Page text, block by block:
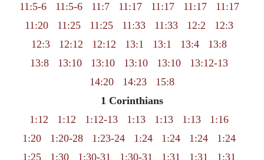
11:5-6
11:5-6 11:7 11:17 11:17 11:17
11:17
11:20
11:25 11:25 11:33 11:33 12:2
12:3
12:3
12:12 12:12 13:1 13:1 13:4
13:8
13:8
13:10 13:10 13:10 13:10
13:12-13
14:20
14:23
15:8
1 Corinthians
1:12
1:12 1:12-13 1:13 1:13 1:13
1:16
1:20
1:20-28 1:23-24 1:24 1:24 1:24
1:24
1:25
1:30 1:30-31 1:30-31 1:31 1:31
1:31